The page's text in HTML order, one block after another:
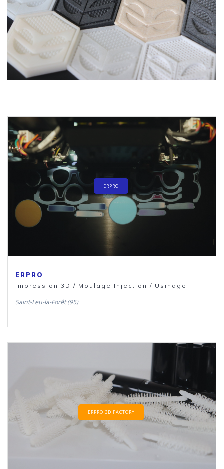
ERPRO
ERPRO
Impression 3D / Moulage Injection / Usinage
Saint-Leu-la-Forêt (95)
ERPRO 3D FACTORY